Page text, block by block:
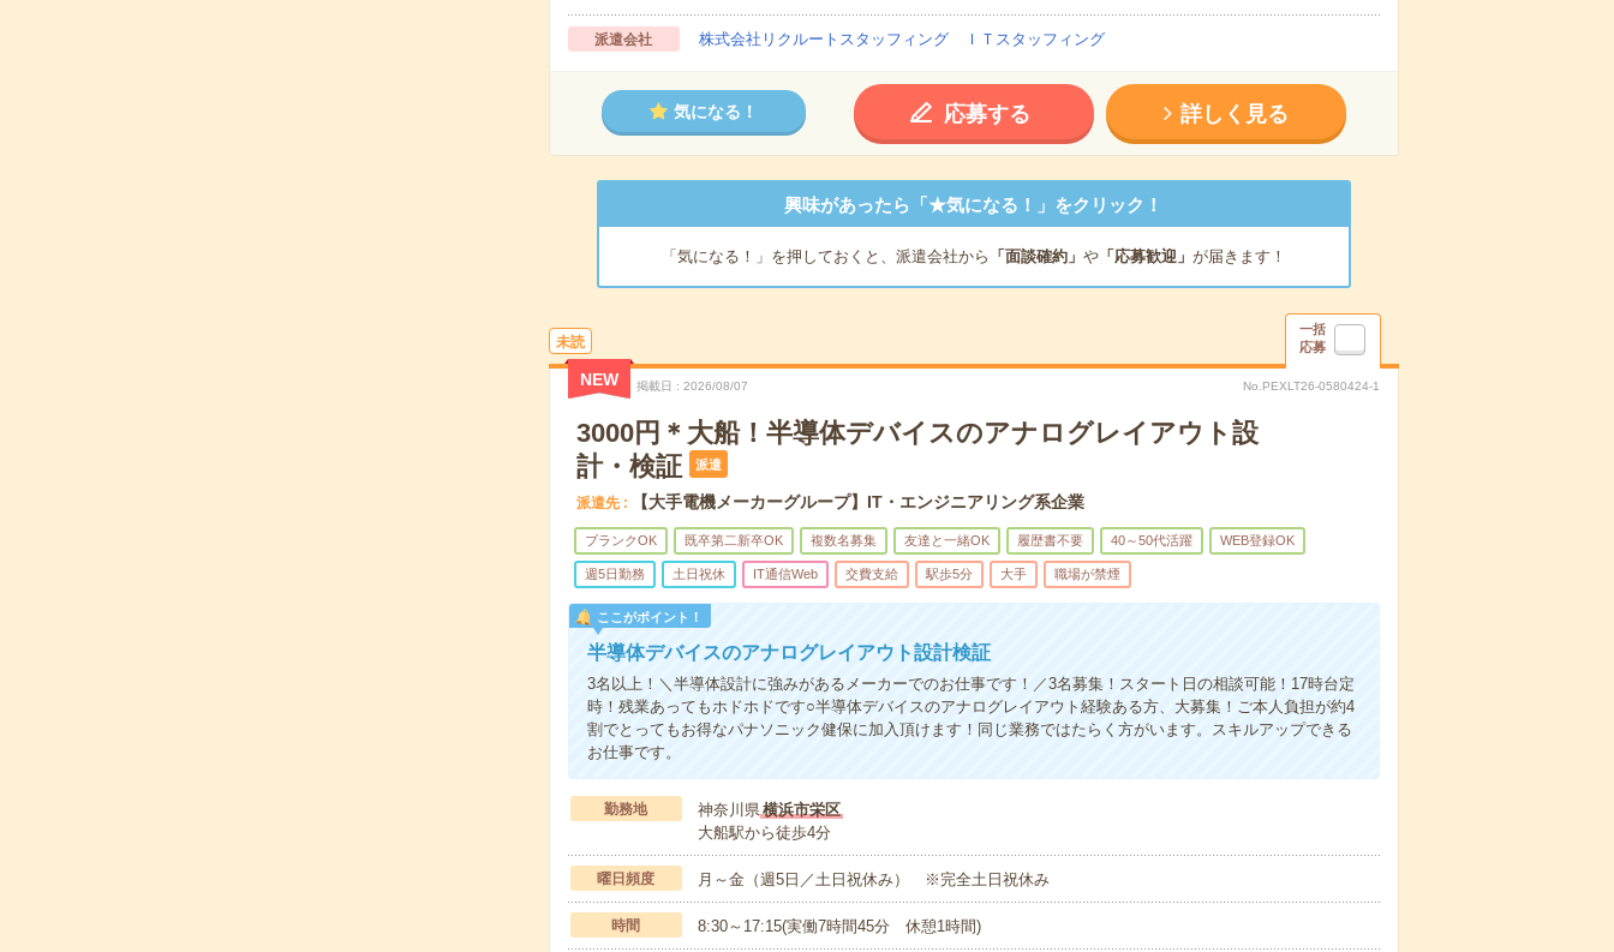
派遣会社 株式会社リクルートスタッフィング ＩＴスタッフィング
気になる！ 応募する 詳しく見る
興味があったら「★気になる！」をクリック！
「気になる！」を押しておくと、派遣会社から 「面談確約」 や「応募歓迎」 が届きます！
未読
一括
応募
NEW 掲載日 2026/08/07 No.PEXLT26-0580424-1
3000円＊大船！半導体デバイスのアナログレイアウト設
計・検証
派遣
派遣先 【大手電機メーカーグループ】IT・エンジニアリング系企業
ブランクOK 既卒第二新卒OK 複数名募集 友達と一緒OK 履歴書不要 40～50代活躍 WEB登録OK
週5日勤務 土日祝休 IT通信Web 交費支給 駅歩5分 大手 職場が禁煙
ここがポイント！
半導体デバイスのアナログレイアウト設計検証
3名以上！＼半導体設計に強みがあるメーカーでのお仕事です！／3名募集！スタート日の相談可能！17時台定
時！残業あってもホドホドです○半導体デバイスのアナログレイアウト経験ある方、大募集！ご本人負担が約4
割でとってもお得なパナソニック健保に加入頂けます！同じ業務ではたらく方がいます。スキルアップできる
お仕事です。
勤務地 神奈川県 横浜市栄区
大船駅から徒歩4分
曜日頻度 月～金（週5日／土日祝休み） ※完全土日祝休み
時間 8:30～17:15(実働7時間45分 休憩1時間)